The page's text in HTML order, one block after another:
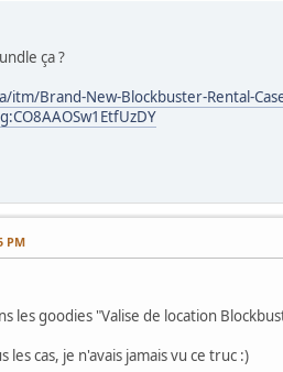
ça ?
itm/Brand-New-Blockbuster-Rental-
PM
les goodies "Valise de location
cas, je n'avais jamais vu ce truc :)